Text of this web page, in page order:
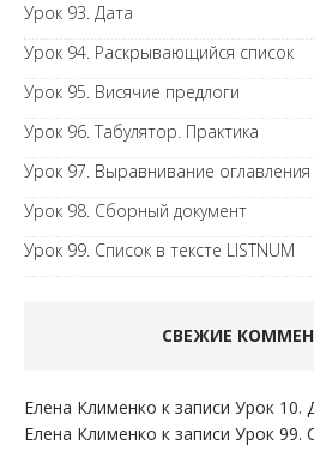
Урок 93. Дата
Урок 94. Раскрывающийся список
Урок 95. Висячие предлоги
Урок 96. Табулятор. Практика
Урок 97. Выравнивание оглавления
Урок 98. Сборный документ
Урок 99. Список в тексте LISTNUM
СВЕЖИЕ
Елена Клименко к записи Урок 10.
Елена Клименко к записи Урок 99.